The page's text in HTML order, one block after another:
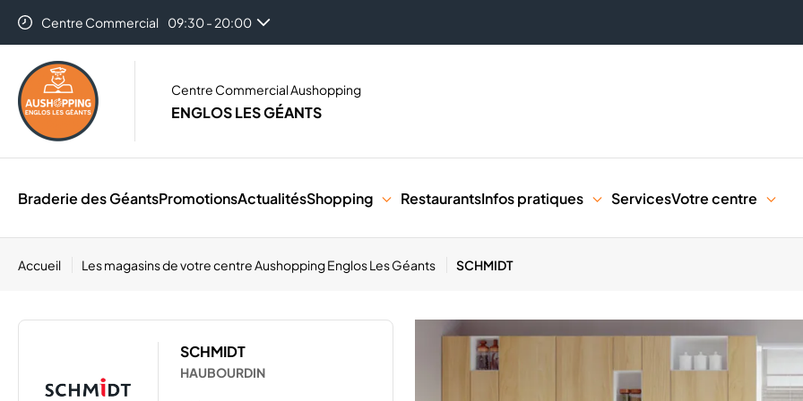
Centre Commercial 09:30 - 20:00
Centre Commercial Aushopping
ENGLOS LES GÉANTS
Braderie des GéantsPromotionsActualitésShopping RestaurantsInfos pratiques ServicesVotre centre
Accueil Les magasins de votre centre Aushopping Englos Les Géants SCHMIDT
SCHMIDT
HAUBOURDIN